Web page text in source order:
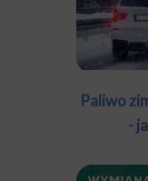
Paliwo
-